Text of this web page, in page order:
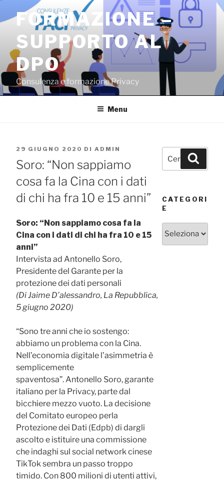
contenuto
FORMAZIONE –
SUPPORTO AL
DPO
Consulenza e formazione Privacy
Menu
PUBBLICATO
IL
29 GIUGNO 2020 DI ADMIN
Soro: “Non sappiamo
cosa fa la Cina con i dati
di chi ha fra 10 e 15 anni”
Soro: “Non sappiamo cosa fa la
Cina con i dati di chi ha fra 10 e 15
anni”
Intervista ad Antonello Soro,
Presidente del Garante per la
protezione dei dati personali
(Di Jaime D’alessandro, La Repubblica,
5 giugno 2020)
“Sono tre anni che io sostengo:
abbiamo un problema con la Cina.
Nell’economia digitale l’asimmetria è
semplicemente
spaventosa”. Antonello Soro, garante
italiano per la Privacy, parte dal
bicchiere mezzo vuoto. La decisione
del Comitato europeo perla
Protezione dei Dati (Edpb) di dargli
ascolto e istituire una commissione
che indaghi sul social network cinese
TikTok sembra un passo troppo
timido. Con 800 milioni di utenti attivi,
Cerca:
CATEGORI
E